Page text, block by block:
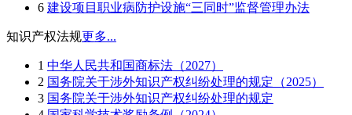
6 建设项目职业病防护设施“三同时”监督管理办法
知识产权法规更多...
1 中华人民共和国商标法（2027）
2 国务院关于涉外知识产权纠纷处理的规定（2025）
3 国务院关于涉外知识产权纠纷处理的规定